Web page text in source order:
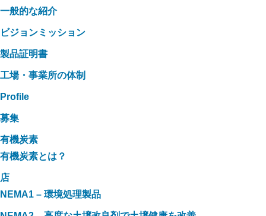
一般的な紹介
ビジョンミッション
製品証明書
工場・事業所の体制
Profile
募集
有機炭素
有機炭素とは？
店
NEMA1 – 環境処理製品